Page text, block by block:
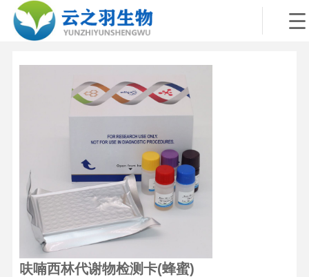
呋喃西林代谢物检测卡(蜂蜜)